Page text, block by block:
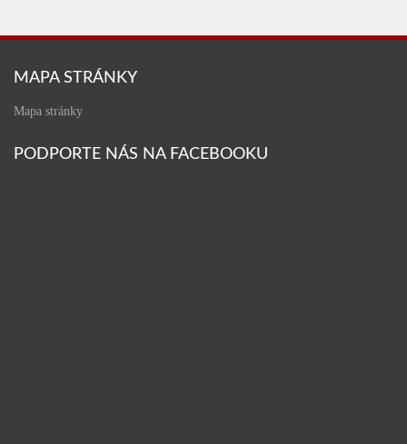
MAPA STRÁNKY
Mapa stránky
PODPORTE NÁS NA FACEBOOKU